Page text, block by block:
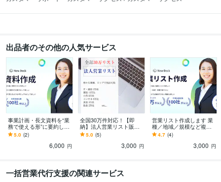
出品者のその他の人気サービス
事業計画・長文資料を“業
務で使える形”に要約しま
す PDF・提案書・長文資
料を短時間で整理｜営
業・コンサル向け
5.0 (2)
6,000 円
全国30万件対応！【即
納】法人営業リスト販売
します 【1件＝1円】法人
データ業種・都道府県別
5.0 (5)
3,000 円
営業リスト作成します 業
種／地域／規模など複数
条件で、商材に最適なリ
ストを作成
4.7 (4)
3,000 円
一括営業代行支援の関連サービス